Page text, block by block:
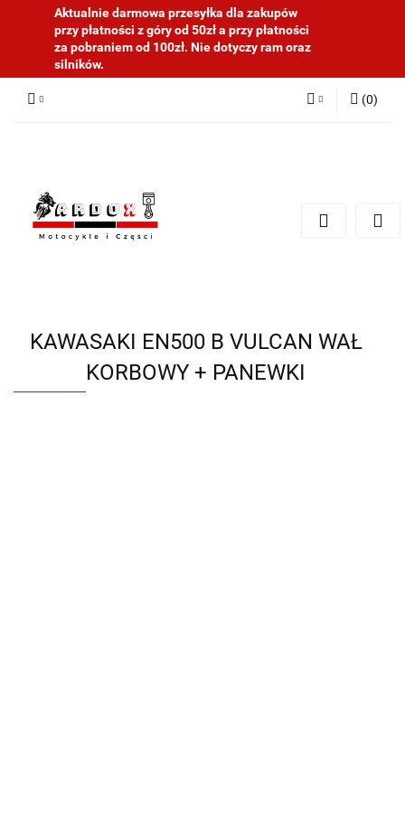
Aktualnie darmowa przesyłka dla zakupów
przy płatności z góry od 50zł a przy płatności
za pobraniem od 100zł. Nie dotyczy ram oraz
silników.
(0)
KAWASAKI EN500 B VULCAN WAŁ
KORBOWY + PANEWKI